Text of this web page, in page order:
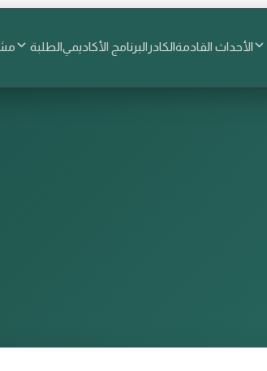
الأحداث القادمةالكادر البرنامج الأكاديميالطلبة